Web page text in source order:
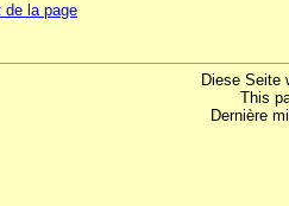
de la page
Diese Seite
This
Dernière